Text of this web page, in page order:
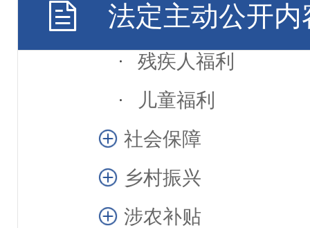
法定主动公开内
保险及补贴
残疾人福利
儿童福利
社会保障
乡村振兴
涉农补贴